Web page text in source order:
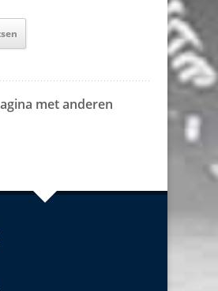
met anderen